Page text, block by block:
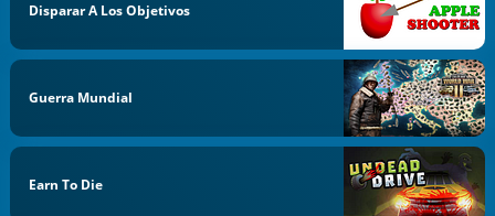
Disparar A Los Objetivos
Guerra Mundial
Earn To Die